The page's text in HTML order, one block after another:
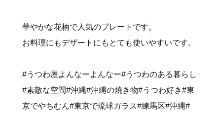
華やかな花柄で人気のプレートです。
お料理にもデザートにもとても使いやすいです。
#うつわ屋よんなーよんなー#うつわのある暮らし
#素敵な空間#沖縄#沖縄の焼き物#うつわ好き#東
京でやちむん#東京で琉球ガラス#練馬区#沖縄#